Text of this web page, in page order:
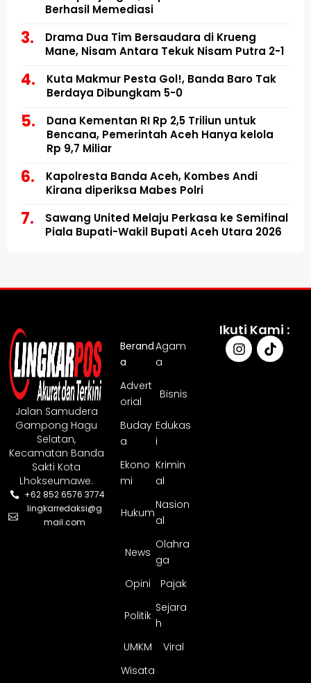
Berhasil Memediasi
Drama Dua Tim Bersaudara di Krueng
Mane, Nisam Antara Tekuk Nisam Putra 2-1
Kuta Makmur Pesta Gol!, Banda Baro Tak
Berdaya Dibungkam 5-0
Dana Kementan RI Rp 2,5 Triliun untuk
Bencana, Pemerintah Aceh Hanya kelola
Rp 9,7 Miliar
Kapolresta Banda Aceh, Kombes Andi
Kirana diperiksa Mabes Polri
Sawang United Melaju Perkasa ke Semifinal
Piala Bupati-Wakil Bupati Aceh Utara 2026
Jalan Samudera
Gampong Hagu
Selatan,
Kecamatan Banda
Sakti Kota
Lhokseumawe.
+62 852 6576 3774
lingkarredaksi@g
mail.com
Berand
a
Agam
a
Advert
orial
Bisnis
Buday
a
Edukas
i
Ekono
mi
Krimin
al
Hukum
Nasion
al
News
Olahra
ga
Opini
Pajak
Politik
Sejara
h
UMKM
Viral
Wisata
Ikuti Kami :